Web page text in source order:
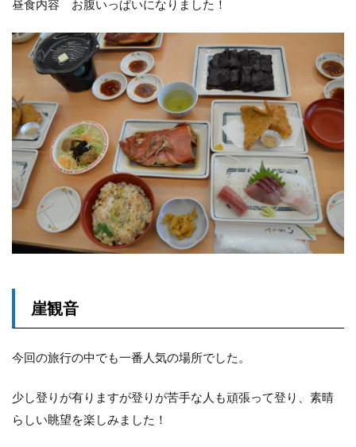
昼食内容 お腹いっぱいになりました！
崖観音
今回の旅行の中でも一番人気の場所でした。
少し登りが有りますが登りが苦手な人も頑張って登り、素晴
らしい眺望を楽しみました！